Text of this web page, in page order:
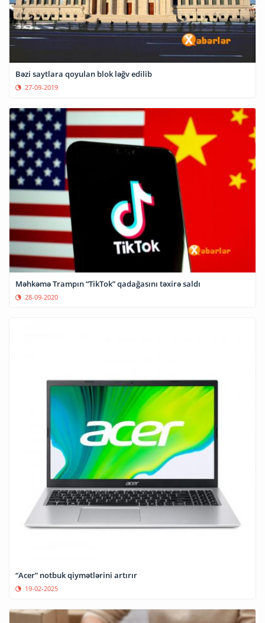
Bəzi saytlara qoyulan blok ləğv edilib
27-09-2019
Məhkəmə Trampın “TikTok” qadağasını təxirə saldı
28-09-2020
“Acer” notbuk qiymətlərini artırır
19-02-2025